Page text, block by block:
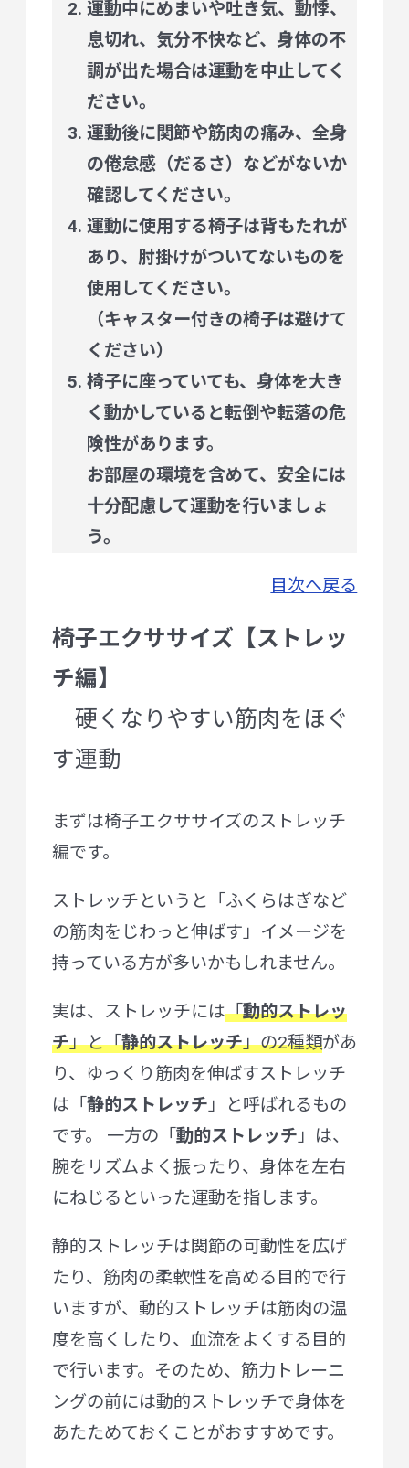
運動中にめまいや吐き気、動悸、
息切れ、気分不快など、身体の不
調が出た場合は運動を中止してく
ださい。
運動後に関節や筋肉の痛み、全身
の倦怠感（だるさ）などがないか
確認してください。
運動に使用する椅子は背もたれが
あり、肘掛けがついてないものを
使用してください。
（キャスター付きの椅子は避けて
ください）
椅子に座っていても、身体を大き
く動かしていると転倒や転落の危
険性があります。
お部屋の環境を含めて、安全には
十分配慮して運動を行いましょ
う。
目次へ戻る
椅子エクササイズ【ストレッ
チ編】
硬くなりやすい筋肉をほぐ
す運動
まずは椅子エクササイズのストレッチ
編です。
ストレッチというと「ふくらはぎなど
の筋肉をじわっと伸ばす」イメージを
持っている方が多いかもしれません。
実は、ストレッチには「動的ストレッ
チ」と「静的ストレッチ」の2種類があ
り、ゆっくり筋肉を伸ばすストレッチ
は「 静的ストレッチ」と呼ばれるもの
です。 一方の「 動的ストレッチ」は、
腕をリズムよく振ったり、身体を左右
にねじるといった運動を指します。
静的ストレッチは関節の可動性を広げ
たり、筋肉の柔軟性を高める目的で行
いますが、動的ストレッチは筋肉の温
度を高くしたり、血流をよくする目的
で行います。そのため、筋力トレーニ
ングの前には動的ストレッチで身体を
あたためておくことがおすすめです。